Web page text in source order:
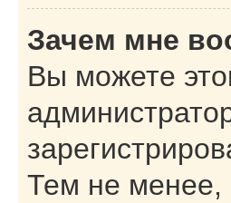
Зачем мне
Вы можете
Тем не менее,